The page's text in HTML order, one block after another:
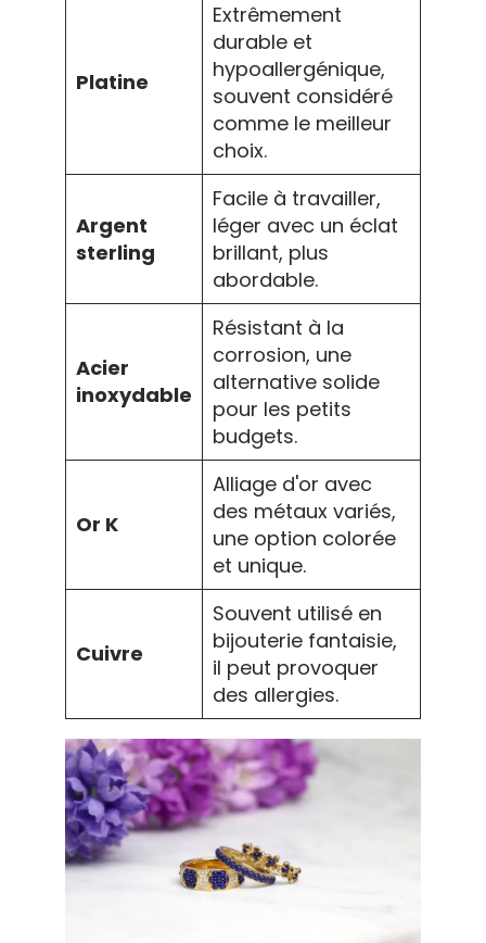
Platine
Extrêmement
durable et
hypoallergénique,
souvent considéré
comme le meilleur
choix.
Argent
sterling
Facile à travailler,
léger avec un éclat
brillant, plus
abordable.
Acier
inoxydable
Résistant à la
corrosion, une
alternative solide
pour les petits
budgets.
Or K
Alliage d'or avec
des métaux variés,
une option colorée
et unique.
Cuivre
Souvent utilisé en
bijouterie fantaisie,
il peut provoquer
des allergies.